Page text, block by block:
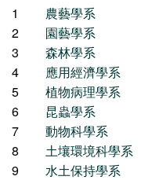
1
農藝學系
2
園藝學系
3
森林學系
4
應用經濟學系
5
植物病理學系
6
昆蟲學系
7
動物科學系
8
土壤環境科學系
9
水土保持學系